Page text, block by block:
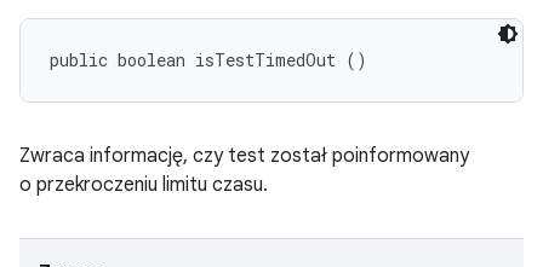
public boolean isTestTimedOut ()
Zwraca informację, czy test został poinformowany
o przekroczeniu limitu czasu.